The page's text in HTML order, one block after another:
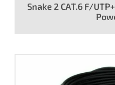
Snake 2 CAT.6 F/